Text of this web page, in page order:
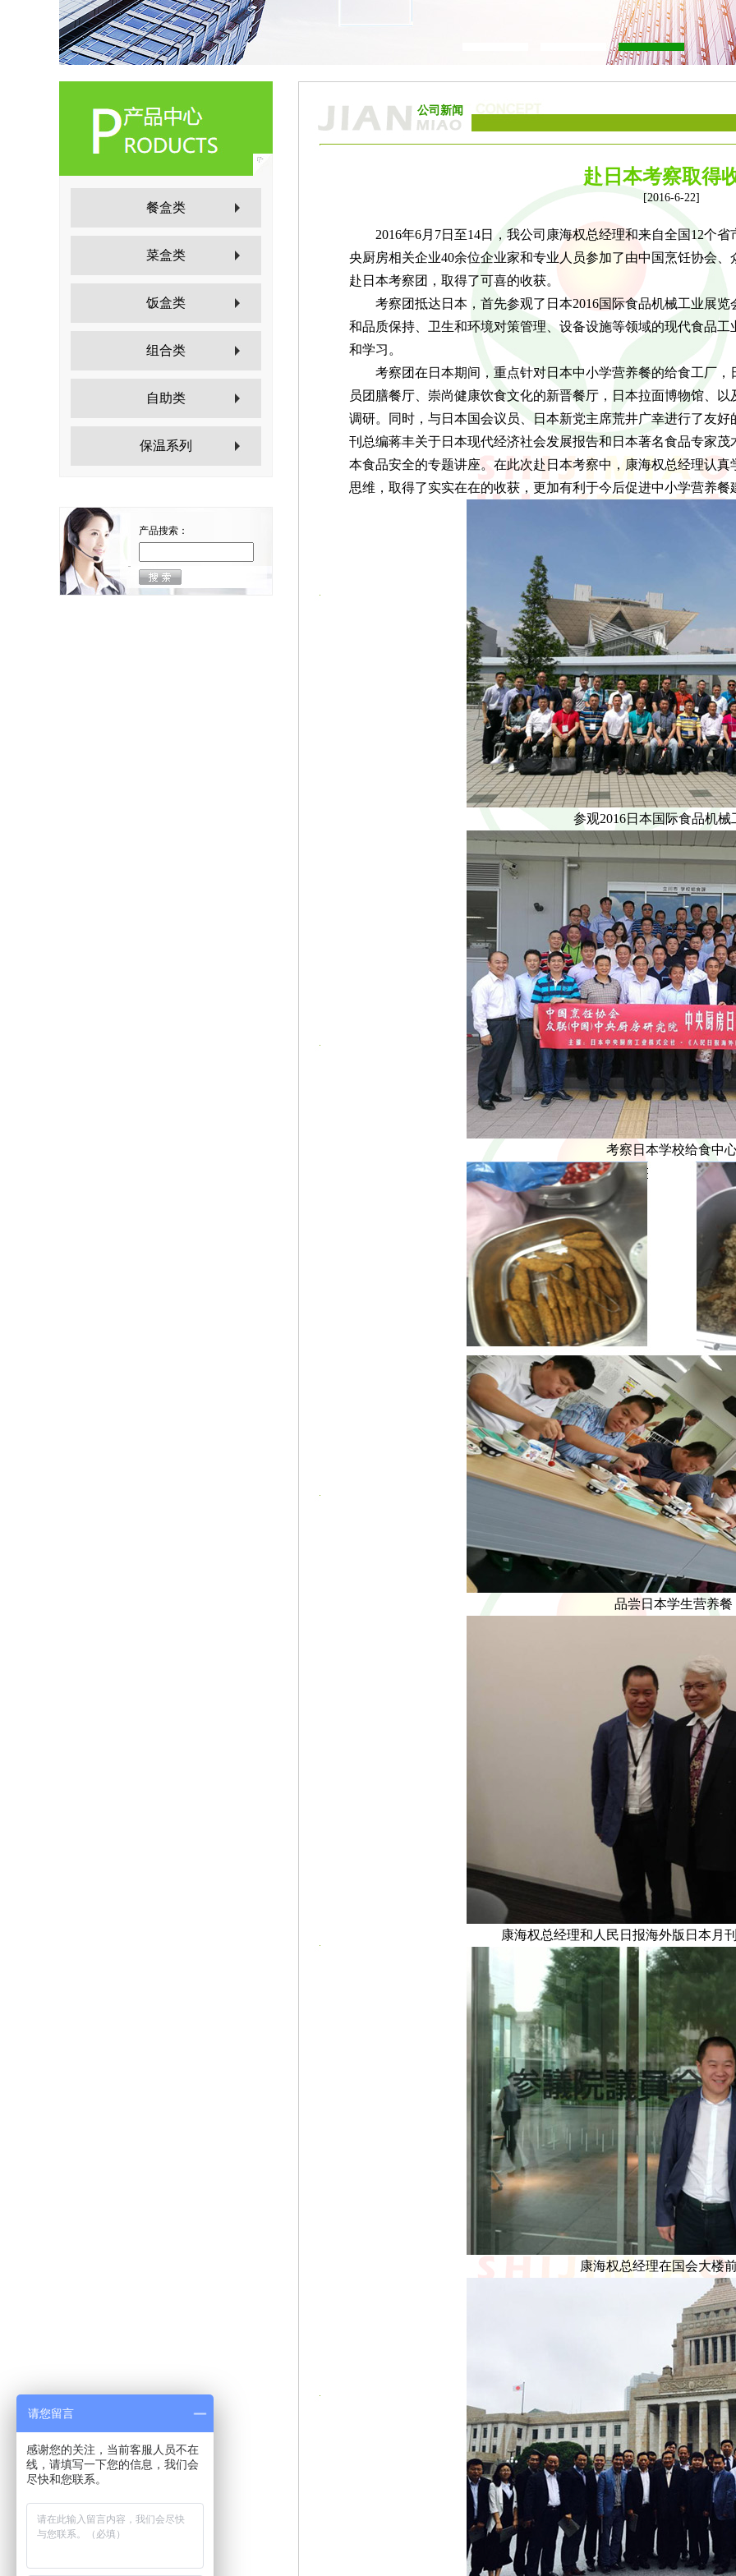
餐盒类
菜盒类
饭盒类
组合类
自助类
保温系列
产品搜索：
公司新闻
赴日本考察取得
[2016-6-22]
2016年6月7日至14日，我公司康海权总经理和来自全国12个省
央厨房相关企业40余位企业家和专业人员参加了由中国烹饪协会
赴日本考察团，取得了可喜的收获。
考察团抵达日本，首先参观了日本2016国际食品机械工业展览
和品质保持、卫生和环境对策管理、设备设施等领域的现代食品
和学习。
考察团在日本期间，重点针对日本中小学营养餐的给食工厂，
员团膳餐厅、崇尚健康饮食文化的新晋餐厅，日本拉面博物馆、
调研。同时，与日本国会议员、日本新党主席荒井广幸进行了友
刊总编蒋丰关于日本现代经济社会发展报告和日本著名食品专家
本食品安全的专题讲座。在此次赴日本考察中，康海权总经理认
思维，取得了实实在在的收获，更加有利于今后促进中小学营养餐
参观2016日本国际食品机械
考察日本学校给食中
品尝日本学生营养餐
康海权总经理和人民日报海外版日本月
康海权总经理在国会大楼
请您留言
感谢您的关注，当前客服人员不在
线，请填写一下您的信息，我们会
尽快和您联系。